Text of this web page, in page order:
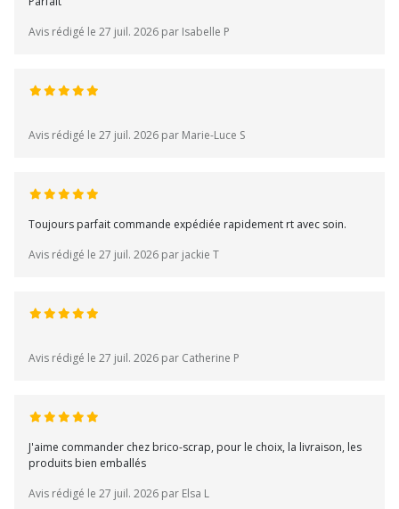
Avis rédigé le 27 juil. 2026 par Isabelle P
Avis rédigé le 27 juil. 2026 par Marie-Luce S
Toujours parfait commande expédiée rapidement rt avec soin.
Avis rédigé le 27 juil. 2026 par jackie T
Avis rédigé le 27 juil. 2026 par Catherine P
J'aime commander chez brico-scrap, pour le choix, la livraison, les
produits bien emballés
Avis rédigé le 27 juil. 2026 par Elsa L